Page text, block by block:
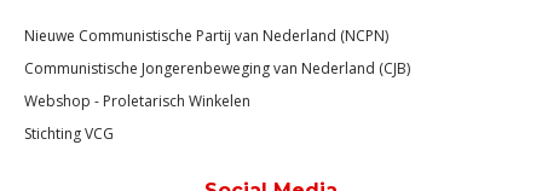
Nieuwe Communistische Partij van Nederland (NCPN)
Communistische Jongerenbeweging van Nederland (CJB)
Webshop - Proletarisch Winkelen
Stichting VCG